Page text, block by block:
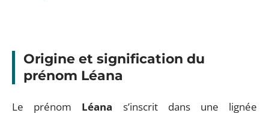
Origine et signification du
prénom Léana
Le prénom Léana s’inscrit dans une lignée